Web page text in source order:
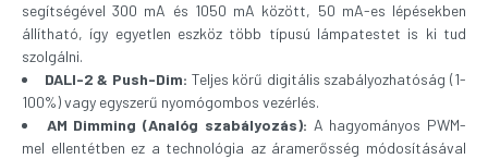
segítségével 300 mA és 1050 mA között, 50 mA-es lépésekben
állítható, így egyetlen eszköz több típusú lámpatestet is ki tud
szolgálni.
DALI-2 & Push-Dim: Teljes körű digitális szabályozhatóság (1-
100%) vagy egyszerű nyomógombos vezérlés.
AM Dimming (Analóg szabályozás): A hagyományos PWM-
mel ellentétben ez a technológia az áramerősség módosításával